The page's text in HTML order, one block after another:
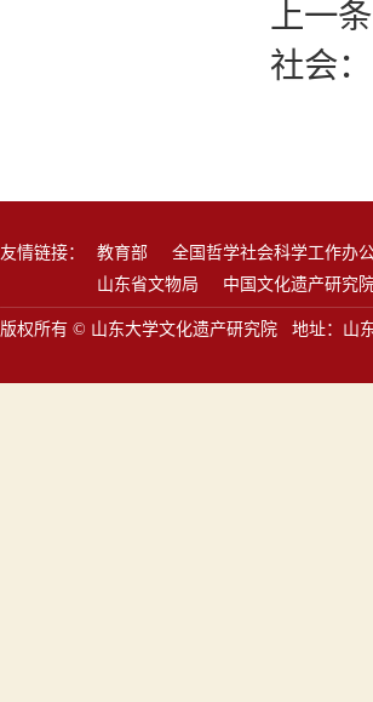
上一
社会
友情链接： 教育部
全国哲学社会科学工作办
山东省文物局
中国文化遗产研究
版权所有 © 山东大学文化遗产研究院 地址：山